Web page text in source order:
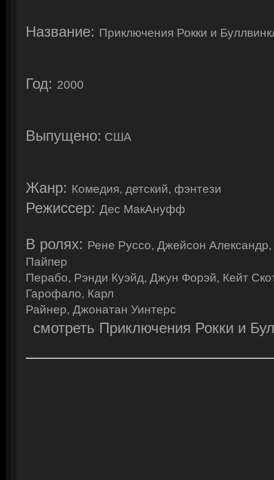
Название: Приключения Рокки и
Год: 2000
Выпущено: США
Жанр: Комедия, детский, фэнтези
Режиссер: Дес МакАнуфф
В ролях: Рене Руссо, Джейсон
Пайпер
Перабо, Рэнди Куэйд, Джун Форэй, Кейт
Гарофало, Карл
Райнер, Джонатан Уинтерс
смотреть Приключения Рокки и